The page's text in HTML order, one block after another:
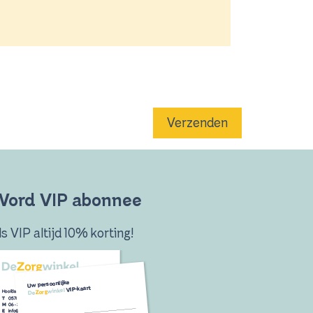
Verzenden
VIP abonnee
VIP altijd 10% korting!